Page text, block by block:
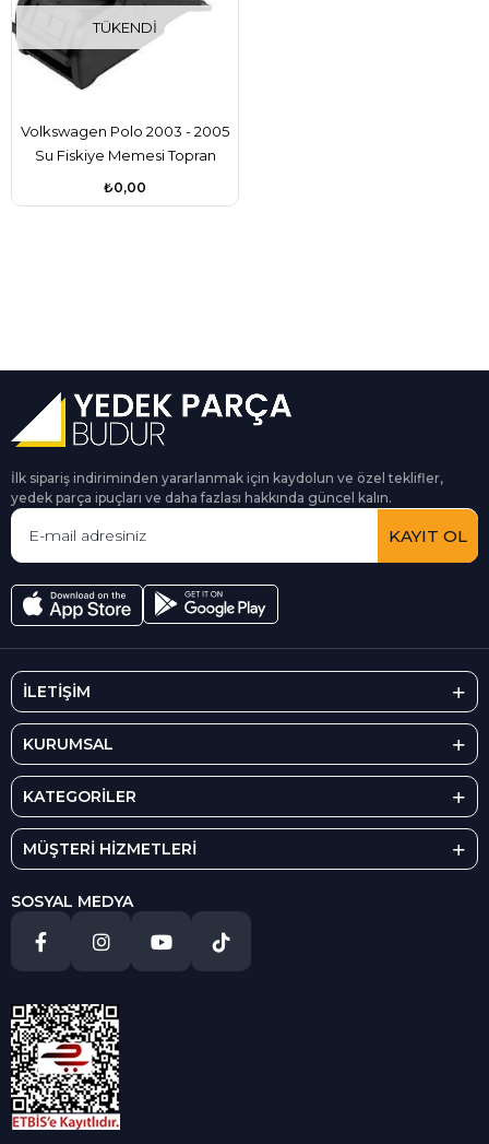
TÜKENDI
Volkswagen Polo 2003 - 2005
Su Fiskiye Memesi Topran
Marka 6E0955985
₺0,00
İlk sipariş indiriminden yararlanmak için kaydolun ve özel teklifler,
yedek parça ipuçları ve daha fazlası hakkında güncel kalın.
KAYIT OL
İLETİŞİM
KURUMSAL
KATEGORİLER
MÜŞTERİ HİZMETLERİ
SOSYAL MEDYA